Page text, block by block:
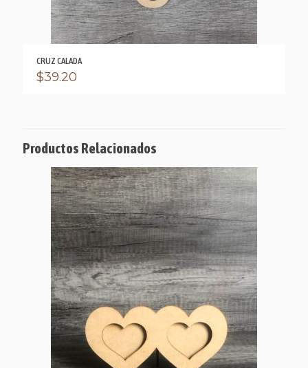
CRUZ CALADA
$39.20
Productos Relacionados